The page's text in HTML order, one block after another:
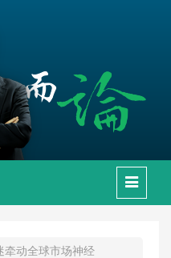
下
拉
牵动全球市场神经